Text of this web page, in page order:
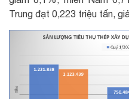
Trung đạt 0,223 triệu tấn,